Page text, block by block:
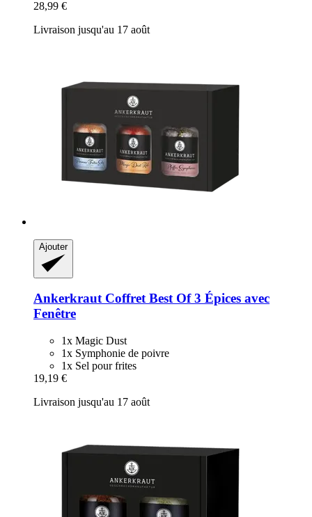
28,99 €
Livraison jusqu'au 17 août
Ajouter
AnkerkrautCoffret Best Of 3 Épices avec
Fenêtre
1x Magic Dust
1x Symphonie de poivre
1x Sel pour frites
19,19 €
Livraison jusqu'au 17 août